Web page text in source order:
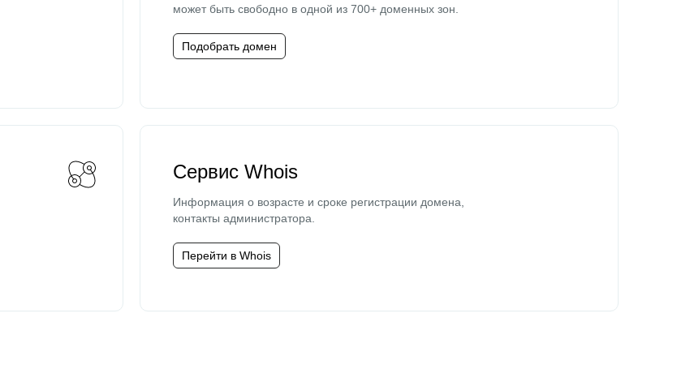
может быть свободно в одной из 700+ доменных зон.
Подобрать домен
Сервис Whois
Информация о возрасте и сроке регистрации домена,
контакты администратора.
Перейти в Whois